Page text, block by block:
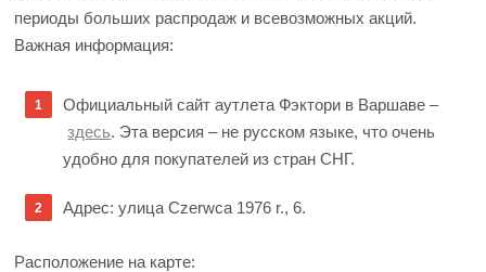
периоды больших распродаж и всевозможных акций.
Важная информация:
Официальный сайт аутлета Фэктори в Варшаве –
здесь. Эта версия – не русском языке, что очень
удобно для покупателей из стран СНГ.
Адрес: улица Czerwca 1976 r., 6.
Расположение на карте: